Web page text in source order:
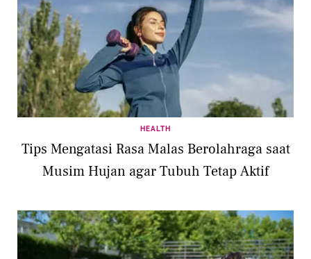
HEALTH
Tips Mengatasi Rasa Malas Berolahraga saat
Musim Hujan agar Tubuh Tetap Aktif